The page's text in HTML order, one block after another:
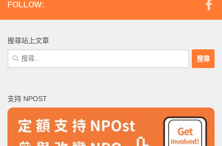
FOLLOW:
搜尋站上文章
搜
尋
字:
支持 NPOST